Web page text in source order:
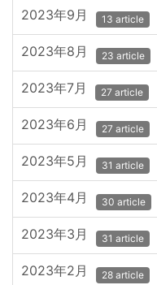
2023年9月 13 article
2023年8月 23 article
2023年7月 27 article
2023年6月 27 article
2023年5月 31 article
2023年4月 30 article
2023年3月 31 article
2023年2月 28 article